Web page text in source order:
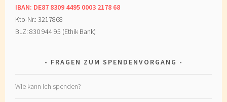
IBAN: DE87 8309 4495 0003 2178 68
Kto-Nr.: 3217868
BLZ: 830 944 95 (Ethik Bank)
FRAGEN ZUM SPENDENVORGANG
Wie kann ich spenden?